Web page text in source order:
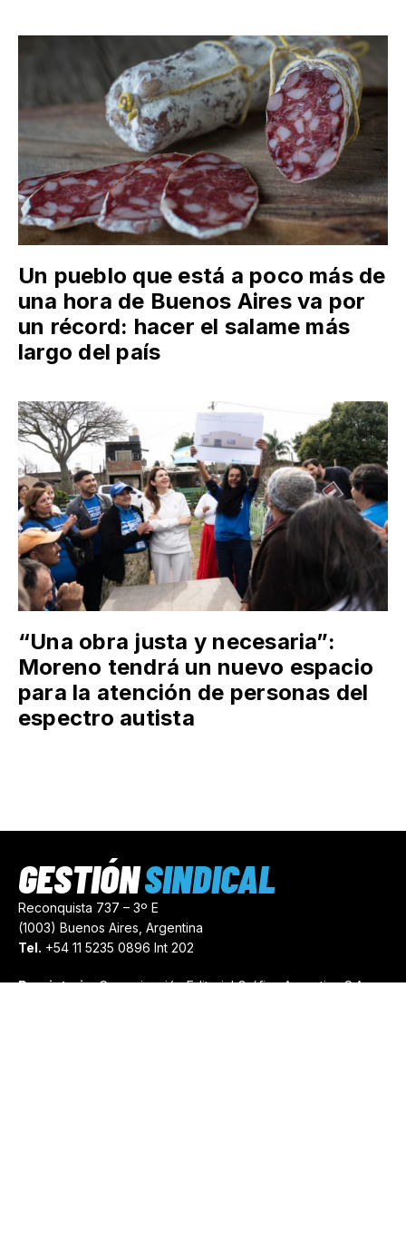
Un pueblo que está a poco más de
una hora de Buenos Aires va por
un récord: hacer el salame más
largo del país
“Una obra justa y necesaria”:
Moreno tendrá un nuevo espacio
para la atención de personas del
espectro autista
Reconquista 737 – 3º E
(1003) Buenos Aires, Argentina
Tel. +54 11 5235 0896 Int 202
Propietario:Comunicación Editorial Gráfica Argentina S.A.
GESTIÓNSINDICAL